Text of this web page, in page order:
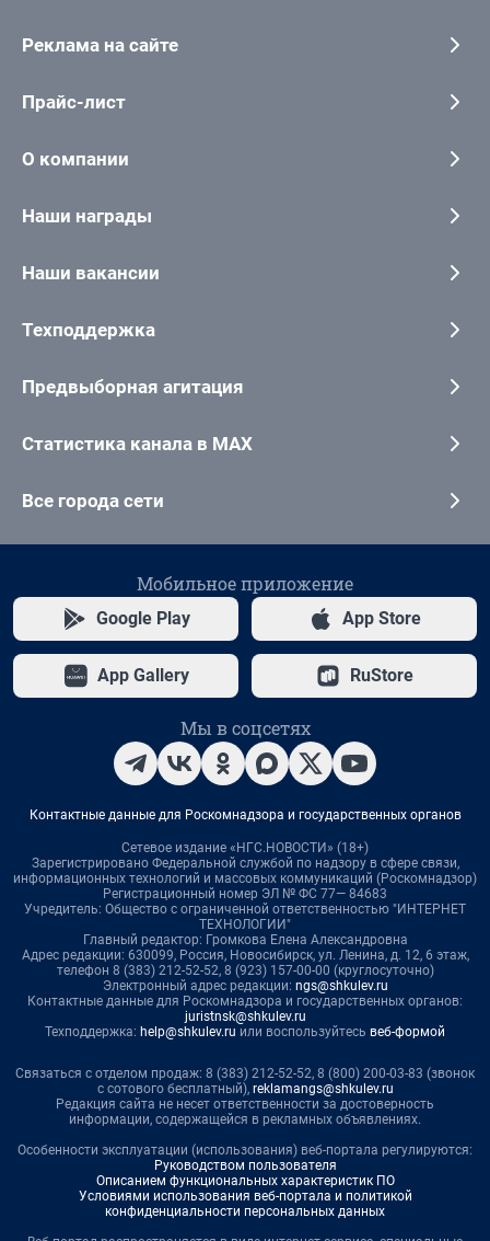
Реклама на сайте
Прайс-лист
О компании
Наши награды
Наши вакансии
Техподдержка
Предвыборная агитация
Статистика канала в MAX
Все города сети
Мобильное приложение
Google Play App Store
App Gallery RuStore
Мы в соцсетях
Контактные данные для Роскомнадзора и государственных органов
Сетевое издание «НГС.НОВОСТИ» (18+)
Зарегистрировано Федеральной службой по надзору в сфере связи,
информационных технологий и массовых коммуникаций (Роскомнадзор)
Регистрационный номер ЭЛ № ФС 77— 84683
Учредитель: Общество с ограниченной ответственностью "ИНТЕРНЕТ
ТЕХНОЛОГИИ"
Главный редактор: Громкова Елена Александровна
Адрес редакции: 630099, Россия, Новосибирск, ул. Ленина, д. 12, 6 этаж,
телефон 8 (383) 212-52-52, 8 (923) 157-00-00 (круглосуточно)
Электронный адрес редакции: ngs@shkulev.ru
Контактные данные для Роскомнадзора и государственных органов:
juristnsk@shkulev.ru
Техподдержка: help@shkulev.ru или воспользуйтесь веб-формой
Связаться с отделом продаж: 8 (383) 212-52-52, 8 (800) 200-03-83 (звонок
с сотового бесплатный), reklamangs@shkulev.ru
Редакция сайта не несет ответственности за достоверность
информации, содержащейся в рекламных объявлениях.
Особенности эксплуатации (использования) веб-портала регулируются:
Руководством пользователя
Описанием функциональных характеристик ПО
Условиями использования веб-портала и политикой
конфиденциальности персональных данных